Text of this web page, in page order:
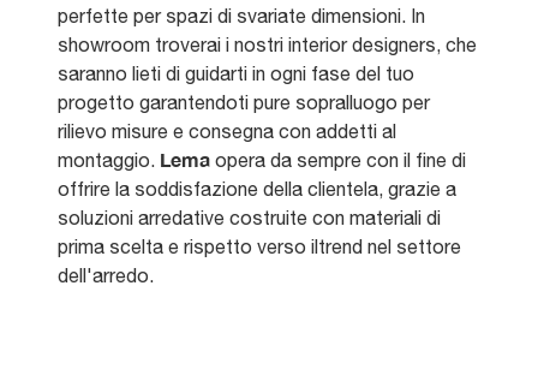
perfette per spazi di svariate dimensioni. In
showroom troverai i nostri interior designers, che
saranno lieti di guidarti in ogni fase del tuo
progetto garantendoti pure sopralluogo per
rilievo misure e consegna con addetti al
montaggio. Lema opera da sempre con il fine di
offrire la soddisfazione della clientela, grazie a
soluzioni arredative costruite con materiali di
prima scelta e rispetto verso iltrend nel settore
dell'arredo.